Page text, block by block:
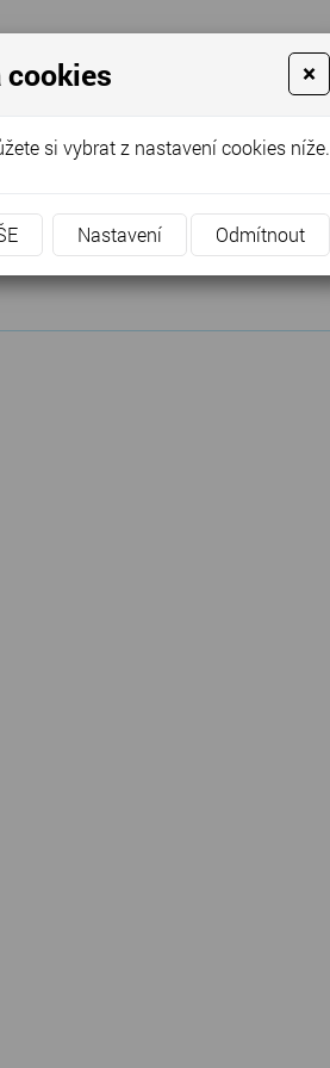
POPTÁVKA
cookies ×
si vybrat z nastavení cookies níže.
Nastavení Odmítnout